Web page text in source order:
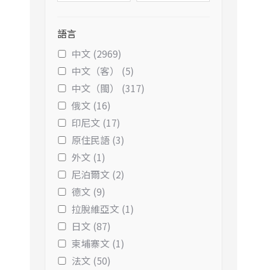
語言
中文 (2969)
中文（客） (5)
中文（閩） (317)
俄文 (16)
印尼文 (17)
原住民語 (3)
外文 (1)
尼泊爾文 (2)
德文 (9)
拉脫維亞文 (1)
日文 (87)
柬埔寨文 (1)
法文 (50)